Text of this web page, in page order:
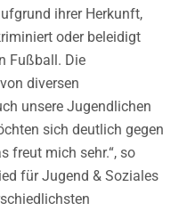
ihrer Herkunft,
oder beleidigt
Fußball. Die
diversen
unsere Jugendlichen
sich deutlich gegen
freut mich sehr.“, so
für Jugend & Soziales